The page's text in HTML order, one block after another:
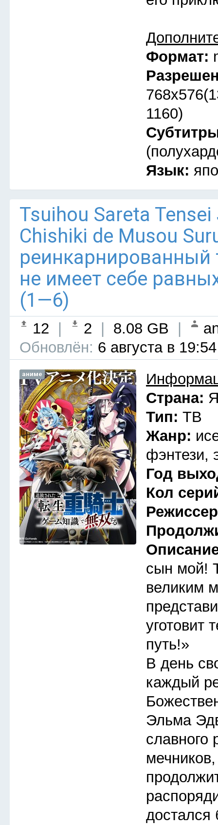
Формат:
1160)
Язык:
Tsuihou Sareta
Chishiki de Musou
не имеет себе
(1—6)
12 2 8.08 GB
Обновлён: 6 августа в 19:54
аниме
Страна:
Тип: ТВ
Жанр:
фэнтези,
Год
Кол
сын мой!
великим
уготовит
путь!»
В день
каждый
Эльма
славного